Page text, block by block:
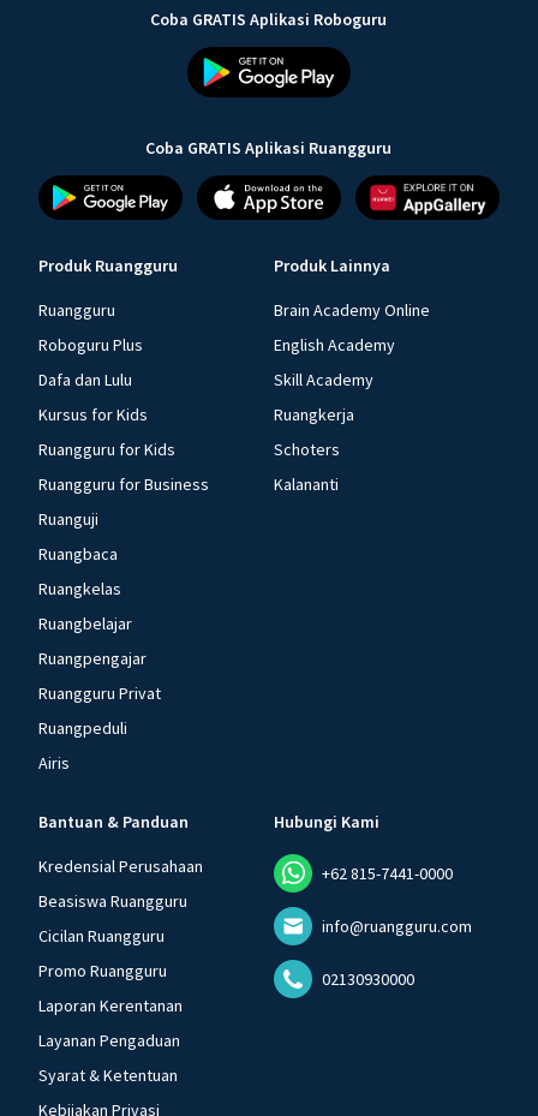
Coba GRATIS Aplikasi Roboguru
Coba GRATIS Aplikasi Ruangguru
Produk Ruangguru
Ruangguru
Roboguru Plus
Dafa dan Lulu
Kursus for Kids
Ruangguru for Kids
Ruangguru for Business
Ruanguji
Ruangbaca
Ruangkelas
Ruangbelajar
Ruangpengajar
Ruangguru Privat
Ruangpeduli
Airis
Produk Lainnya
Brain Academy Online
English Academy
Skill Academy
Ruangkerja
Schoters
Kalananti
Bantuan & Panduan
Kredensial Perusahaan
Beasiswa Ruangguru
Cicilan Ruangguru
Promo Ruangguru
Laporan Kerentanan
Layanan Pengaduan
Syarat & Ketentuan
Kebijakan Privasi
Hubungi Kami
+62 815-7441-0000
info@ruangguru.com
02130930000